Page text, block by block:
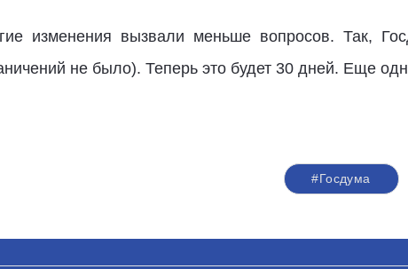
изменения вызвали меньше вопросов. Так,
не было). Теперь это будет 30 дней. Еще
#Госдума